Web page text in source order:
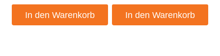
In den Warenkorb In den Warenkorb